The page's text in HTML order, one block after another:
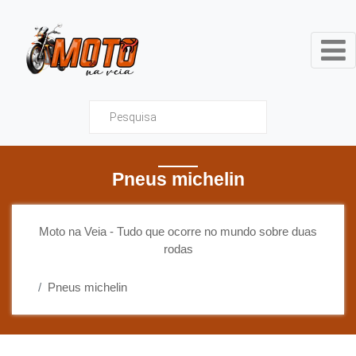
Moto na Veia - Tudo que
Pneus michelin
Moto na Veia - Tudo que ocorre no mundo sobre duas
rodas
Pneus michelin